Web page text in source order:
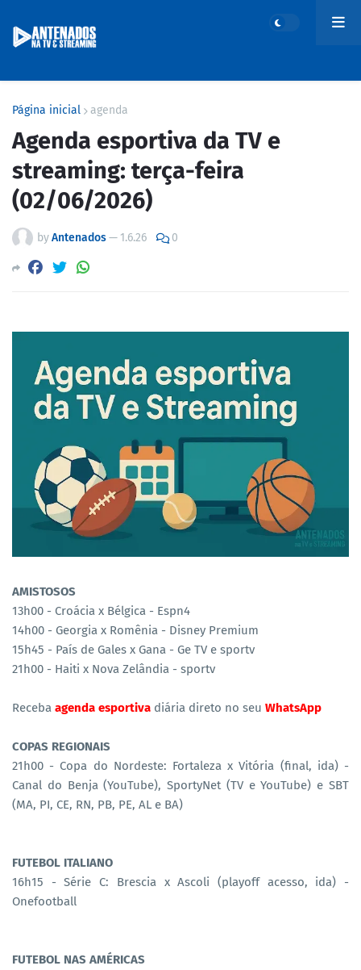
Página inicial agenda
Agenda esportiva da TV e
streaming: terça-feira
(02/06/2026)
byAntenados— 1.6.26 0
AMISTOSOS
13h00 - Croácia x Bélgica - Espn4
14h00 - Georgia x Romênia - Disney Premium
15h45 - País de Gales x Gana - Ge TV e sportv
21h00 - Haiti x Nova Zelândia - sportv
Receba agenda esportiva diária direto no seu WhatsApp
COPAS REGIONAIS
21h00 - Copa do Nordeste: Fortaleza x Vitória (final, ida) -
Canal do Benja (YouTube), SportyNet (TV e YouTube) e SBT
(MA, PI, CE, RN, PB, PE, AL e BA)
FUTEBOL ITALIANO
16h15 - Série C: Brescia x Ascoli (playoff acesso, ida) -
Onefootball
FUTEBOL NAS AMÉRICAS